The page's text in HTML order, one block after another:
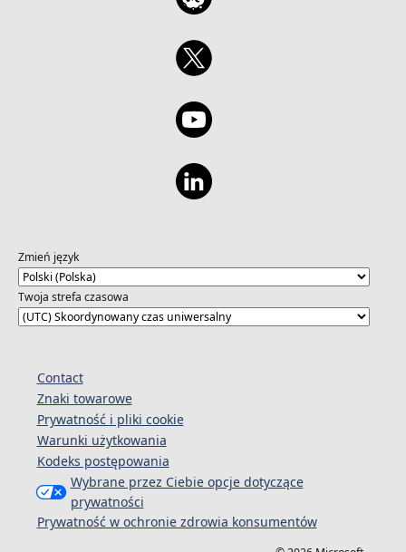
Zmień język
Twoja strefa czasowa
Contact
Znaki towarowe
Prywatność i pliki cookie
Warunki użytkowania
Kodeks postępowania
Wybrane przez Ciebie opcje dotyczące
prywatności
Prywatność w ochronie zdrowia konsumentów